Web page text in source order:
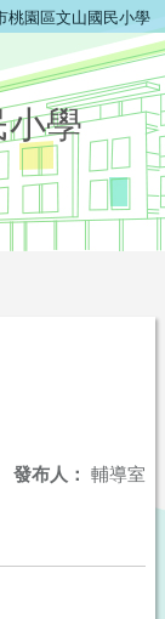
桃園區文山國民小學
學
發布人： 輔導室